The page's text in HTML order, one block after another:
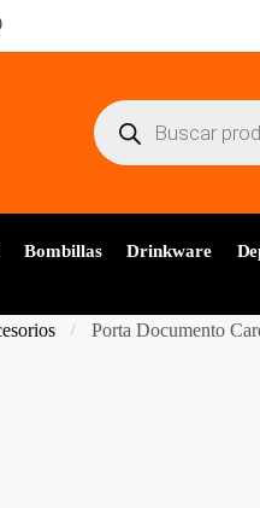
Búsqueda
de
productos
Bombillas Drinkware
/ Porta Documento